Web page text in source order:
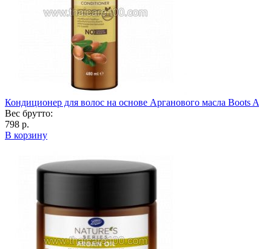
Кондиционер для волос на основе Арганового масла Boots
Вес брутто:
798 р.
В корзину